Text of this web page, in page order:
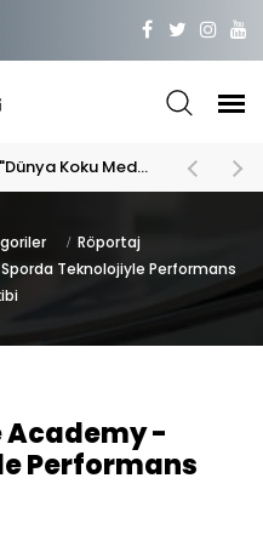
Röportaj
Teknolojiyle Performans
Academy -
Performans